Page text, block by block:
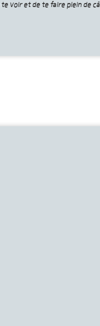
voir et de te faire plein de